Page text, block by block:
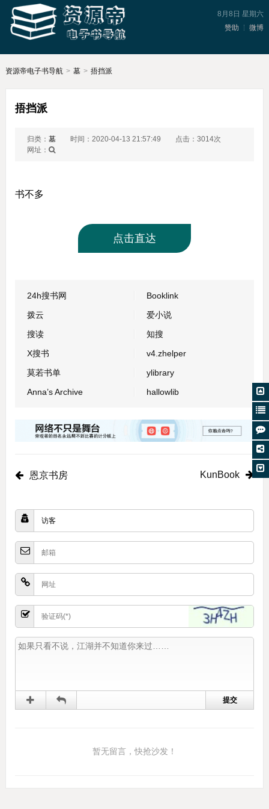
8月8日 星期六
赞助
微博
资源帝电子书导航 > 墓 > 捂挡派
捂挡派
归类： 墓 时间：2020-04-13 21:57:49
点击：3014次
网址：
书不多
点击直达
24h搜书网
Booklink
拨云
爱小说
搜读
知搜
X搜书
v4.zhelper
莫若书单
ylibrary
Anna’s Archive
hallowlib
恩京书房 KunBook
暂无留言，快抢沙发！